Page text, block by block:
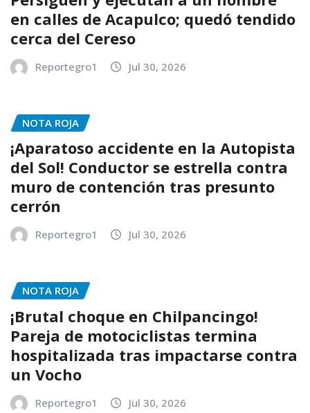
en calles de Acapulco; quedó tendido
cerca del Cereso
Reportegro1 Jul 30, 2026
NOTA ROJA
¡Aparatoso accidente en la Autopista
del Sol! Conductor se estrella contra
muro de contención tras presunto
cerrón
Reportegro1 Jul 30, 2026
NOTA ROJA
¡Brutal choque en Chilpancingo!
Pareja de motociclistas termina
hospitalizada tras impactarse contra
un Vocho
Reportegro1 Jul 30, 2026